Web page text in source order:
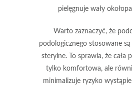
pielęgnuje wały
Warto zaznaczyć, że
podologicznego stosowane są
sterylne. To sprawia, że cała
tylko komfortowa, ale
minimalizuje ryzyko